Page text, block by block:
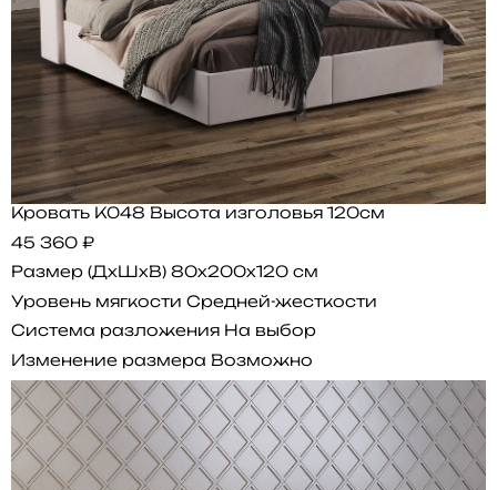
Кровать K048 Высота изголовья 120см
45 360 ₽
Размер (ДхШхВ) 80x200x120 см
Уровень мягкости Средней-жесткости
Система разложения На выбор
Изменение размера Возможно